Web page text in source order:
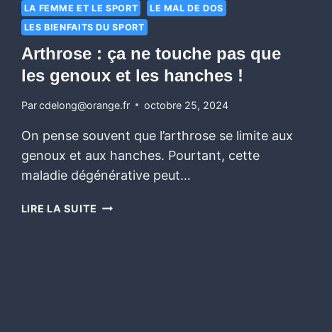
LA FEMME ET LE SPORT
LE MAL DE DOS
LES BIENFAITS DU SPORT
Arthrose : ça ne touche pas que
les genoux et les hanches !
Parcdelong@orange.fr octobre 25, 2024
On pense souvent que l’arthrose se limite aux
genoux et aux hanches. Pourtant, cette
maladie dégénérative peut…
LIRE LA SUITE